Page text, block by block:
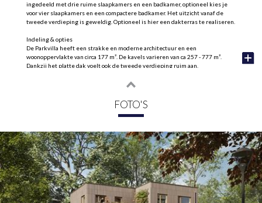
ingedeeld met drie ruime slaapkamers en een badkamer, optioneel kies je
voor vier slaapkamers en een compactere badkamer. Het uitzicht vanaf de
tweede verdieping is geweldig. Optioneel is hier een dakterras te realiseren.
Indeling & opties
De Parkvilla heeft een strakke en moderne architectuur en een
woonoppervlakte van circa 177 m². De kavels varieren van ca 257 - 777 m².
Dankzij het platte dak voelt ook de tweede verdieping ruim aan.
Heb je eenmaal zo’n mooie villa in Park Heuvellaan bemachtigd, dan wil je
woning helemaal af op jouw woonwensen. Zo benut je elke vierkante meter
optimaal en creëer je een plek waar jij je gelijk thuis voelt.
De Heuvellaanvilla’s hebben een klassieke dwarskap die past in het
straatbeeld van de wijk. Alle villa’s zijn gebouwd in een duurzaam
houtbouwsysteem met lichte materialen. Het zorgt voor een uitstekende
isolatie, een prettig binnenklimaat en een natuurlijke uitstraling die mooi
blendt met het groen.
Deze woning heeft 2 parkeerplaatsen op eigen terrein
FOTO'S